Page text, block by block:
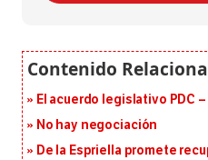
El acuerdo legislativo PDC –
No hay negociación
De la Espriella promete